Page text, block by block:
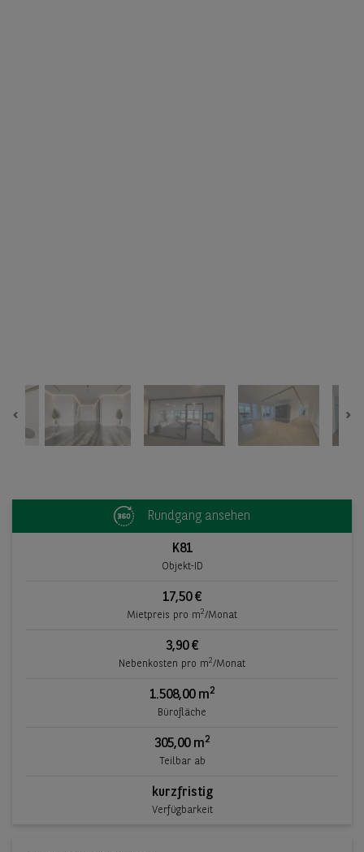
Previous
Rundgang ansehen
K81
Objekt-ID
17,50 €
Mietpreis pro m2/Monat
3,90 €
Nebenkosten pro m2/Monat
1.508,00 m2
Bürofläche
305,00 m2
Teilbar ab
kurzfristig
Verfügbarkeit